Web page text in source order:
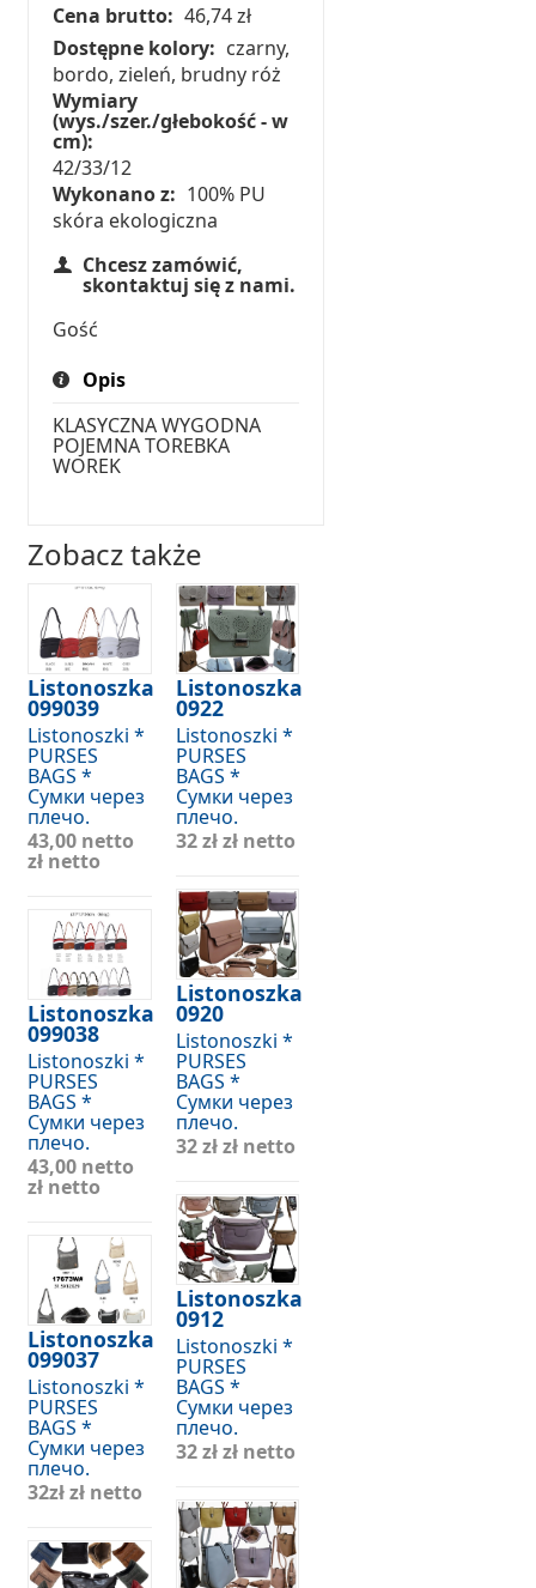
Cena brutto: 46,74 zł
Dostępne kolory: czarny,
bordo, zieleń, brudny róż
Wymiary
(wys./szer./głebokość - w
cm):
42/33/12
Wykonano z: 100% PU
skóra ekologiczna
Chcesz zamówić,
skontaktuj się z nami.
Gość
Opis
KLASYCZNA WYGODNA
POJEMNA TOREBKA
WOREK
Zobacz także
Listonoszka
099039
Listonoszki *
PURSES
BAGS *
Сумки через
плечо.
43,00 netto
zł netto
Listonoszka
099038
Listonoszki *
PURSES
BAGS *
Сумки через
плечо.
43,00 netto
zł netto
Listonoszka
099037
Listonoszki *
PURSES
BAGS *
Сумки через
плечо.
32złzł netto
Listonoszka
0922
Listonoszki *
PURSES
BAGS *
Сумки через
плечо.
32 złzł netto
Listonoszka
0920
Listonoszki *
PURSES
BAGS *
Сумки через
плечо.
32 złzł netto
Listonoszka
0912
Listonoszki *
PURSES
BAGS *
Сумки через
плечо.
32 złzł netto